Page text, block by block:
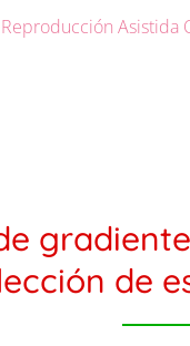
Reproducción Asistida
de